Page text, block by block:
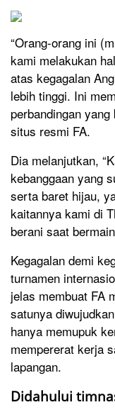
“Orang-orang ini
kami melakukan
atas kegagalan
lebih tinggi. Ini
perbandingan
situs resmi FA.
Dia melanjutkan,
kebanggaan yang
serta baret hijau,
kaitannya kami di
berani saat
Kegagalan demi
turnamen
jelas membuat FA
satunya
hanya memupuk
mempererat kerja
lapangan.
Didahului